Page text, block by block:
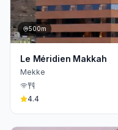
500m
Le Méridien Makkah
Mekke
4.4